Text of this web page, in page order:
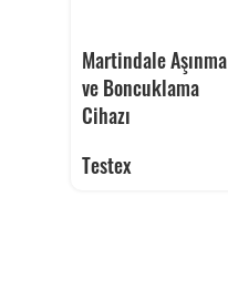
Martindale Aşınma
ve Boncuklama
Cihazı
Testex